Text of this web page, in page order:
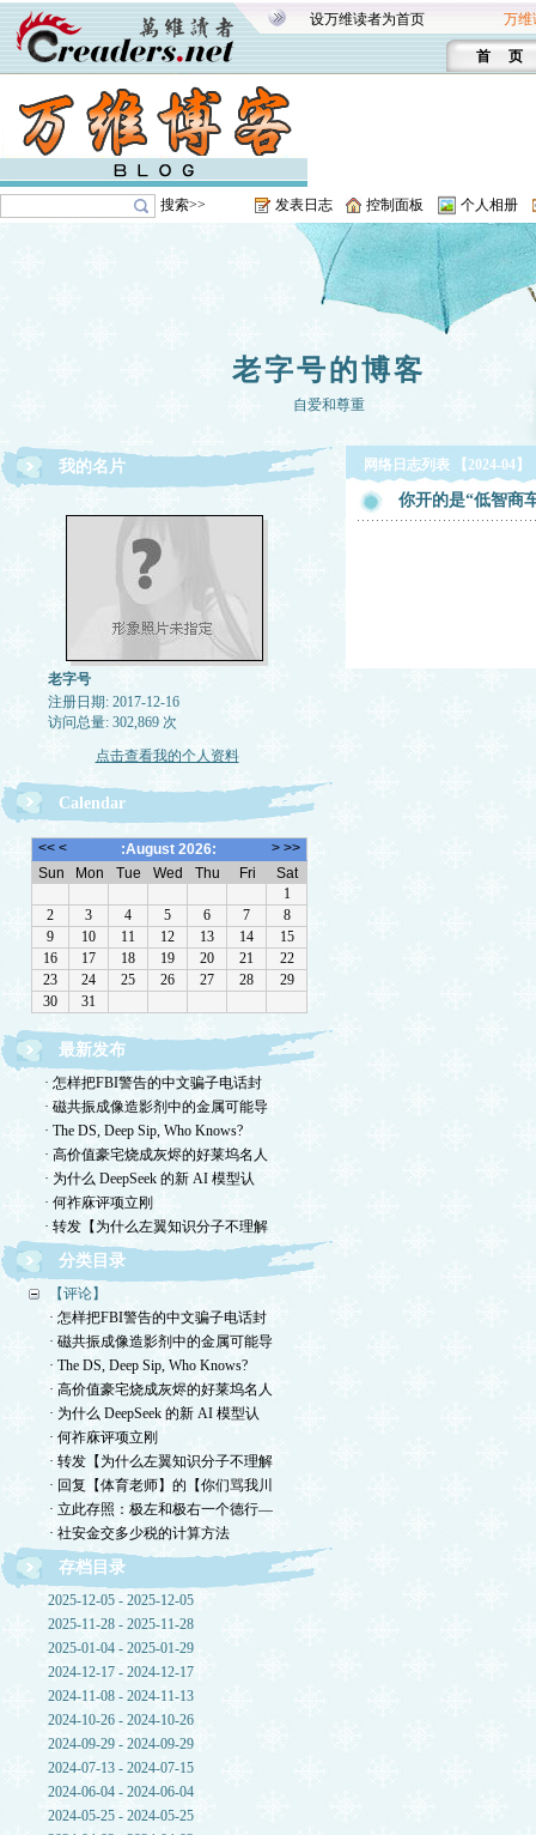
设万维读者为首页 万维
首 页
搜索>> 发表日志 控制面板 个人相册
老字号的博客
自爱和尊重
我的名片
老字号
注册日期: 2017-12-16
访问总量: 302,869 次
点击查看我的个人资料
Calendar
最新发布
· 怎样把FBI警告的中文骗子电话封
· 磁共振成像造影剂中的金属可能导
· The DS, Deep Sip, Who Knows?
· 高价值豪宅烧成灰烬的好莱坞名人
· 为什么 DeepSeek 的新 AI 模型认
· 何祚庥评项立刚
· 转发【为什么左翼知识分子不理解
分类目录
【评论】
· 怎样把FBI警告的中文骗子电话封
· 磁共振成像造影剂中的金属可能导
· The DS, Deep Sip, Who Knows?
· 高价值豪宅烧成灰烬的好莱坞名人
· 为什么 DeepSeek 的新 AI 模型认
· 何祚庥评项立刚
· 转发【为什么左翼知识分子不理解
· 回复【体育老师】的【你们骂我川
· 立此存照：极左和极右一个德行—
· 社安金交多少税的计算方法
存档目录
2025-12-05 - 2025-12-05
2025-11-28 - 2025-11-28
2025-01-04 - 2025-01-29
2024-12-17 - 2024-12-17
2024-11-08 - 2024-11-13
2024-10-26 - 2024-10-26
2024-09-29 - 2024-09-29
2024-07-13 - 2024-07-15
2024-06-04 - 2024-06-04
2024-05-25 - 2024-05-25
网络日志列表 【2024-04】
你开的是“低智商